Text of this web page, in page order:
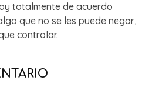
totalmente de acuerdo
que no se les puede negar,
controlar.